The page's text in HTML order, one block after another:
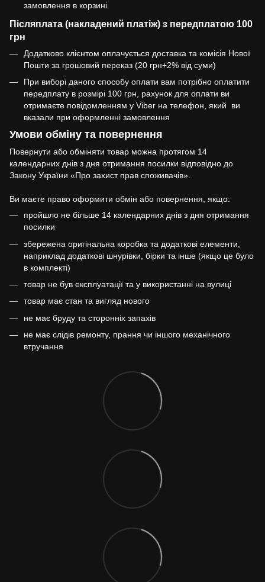
замовлення в корзині.
Післяплата (накладений платіж) з передплатою 100
грн
Додатково клієнтом оплачується доставка та комісія Нової
Пошти за грошовий переказ (20 грн+2% від суми)
При виборі даного способу оплати вам потрібно оплатити
передплату в розмірі 100 грн, рахунок для оплати ви
отримаєте повідомленням у Viber на телефон, який ви
вказали при оформленні замовлення
Умови обміну та повернення
Повернути або обміняти товар можна протягом 14
календарних днів з дня отримання посилки відповідно до
Закону України «Про захист прав споживачів».
Ви маєте право оформити обмін або повернення, якщо:
пройшло не більше 14 календарних днів з дня отримання
посилки
збережена оригінальна коробка та додаткові елементи,
наприклад додаткові шнурівки, бірки та інше (якщо це було
в комплекті)
товар не був експлуатації та у використанні на вулиці
товар має стан та вигляд нового
не має бруду та сторонніх запахів
не має слідів ремонту, прання чи іншого механічного
втручання